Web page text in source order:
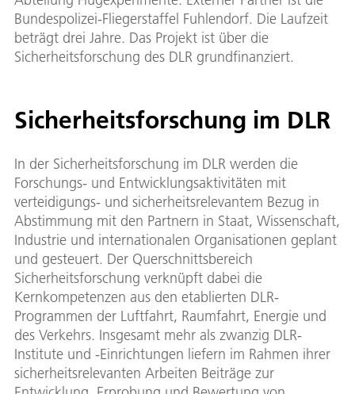
Bundespolizei-Fliegerstaffel Fuhlendorf. Die Laufzeit
beträgt drei Jahre. Das Projekt ist über die
Sicherheitsforschung des DLR grundfinanziert.
Sicherheitsforschung im DLR
In der Sicherheitsforschung im DLR werden die
Forschungs- und Entwicklungsaktivitäten mit
verteidigungs- und sicherheitsrelevantem Bezug in
Abstimmung mit den Partnern in Staat, Wissenschaft,
Industrie und internationalen Organisationen geplant
und gesteuert. Der Querschnittsbereich
Sicherheitsforschung verknüpft dabei die
Kernkompetenzen aus den etablierten DLR-
Programmen der Luftfahrt, Raumfahrt, Energie und
des Verkehrs. Insgesamt mehr als zwanzig DLR-
Institute und -Einrichtungen liefern im Rahmen ihrer
sicherheitsrelevanten Arbeiten Beiträge zur